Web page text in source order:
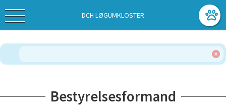
DCH LØGUMKLOSTER
Bestyrelsesformand